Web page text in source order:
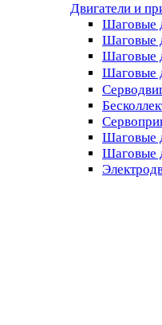
Двигатели и
Шаговые
Шаговые
Шаговые
Шаговые
Шаговые
Шаговые